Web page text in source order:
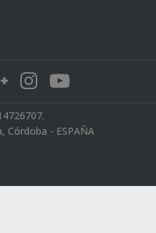
Córdoba - ESPAÑA